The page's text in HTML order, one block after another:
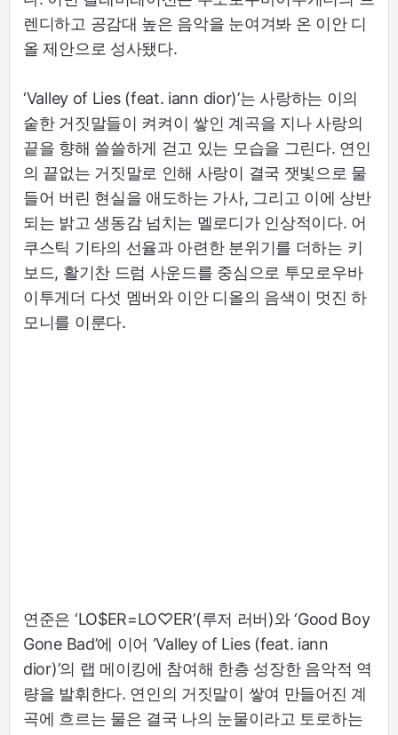
렌디하고 공감대 높은 음악을 눈여겨봐 온 이안 디
올 제안으로 성사됐다.
‘Valley of Lies (feat. iann dior)’는 사랑하는 이의
숱한 거짓말들이 켜켜이 쌓인 계곡을 지나 사랑의
끝을 향해 쓸쓸하게 걷고 있는 모습을 그린다. 연인
의 끝없는 거짓말로 인해 사랑이 결국 잿빛으로 물
들어 버린 현실을 애도하는 가사, 그리고 이에 상반
되는 밝고 생동감 넘치는 멜로디가 인상적이다. 어
쿠스틱 기타의 선율과 아련한 분위기를 더하는 키
보드, 활기찬 드럼 사운드를 중심으로 투모로우바
이투게더 다섯 멤버와 이안 디올의 음색이 멋진 하
모니를 이룬다.
연준은 ‘LO$ER=LO♡ER’(루저 러버)와 ‘Good Boy
Gone Bad’에 이어 ‘Valley of Lies (feat. iann
dior)’의 랩 메이킹에 참여해 한층 성장한 음악적 역
량을 발휘한다. 연인의 거짓말이 쌓여 만들어진 계
곡에 흐르는 물은 결국 나의 눈물이라고 토로하는